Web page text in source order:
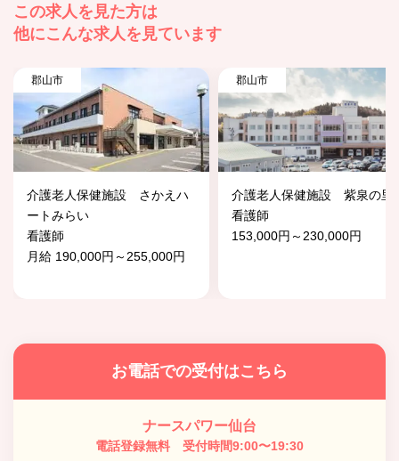
この求人を見た方は
他にこんな求人を見ています
郡山市
介護老人保健施設 さかえハ
ートみらい
看護師
月給 190,000円～255,000円
郡山市
介護老人保健施設 紫泉の里
看護師
153,000円～230,000円
お電話での受付はこちら
ナースパワー仙台
電話登録無料 受付時間9:00〜19:30